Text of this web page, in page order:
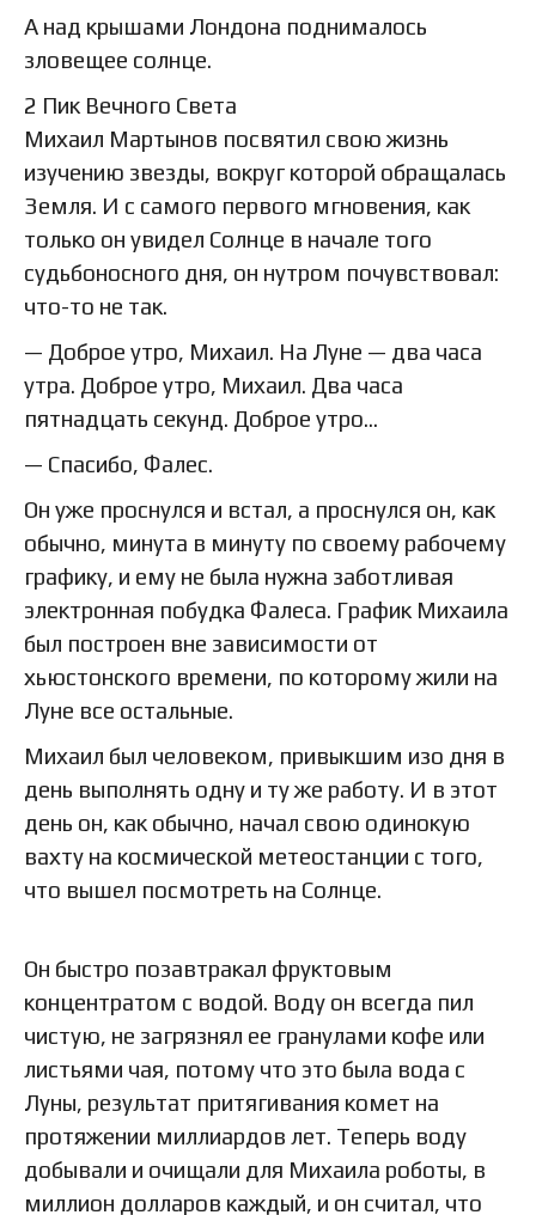
А над крышами Лондона поднималось
зловещее солнце.
2 Пик Вечного Света
Михаил Мартынов посвятил свою жизнь
изучению звезды, вокруг которой обращалась
Земля. И с самого первого мгновения, как
только он увидел Солнце в начале того
судьбоносного дня, он нутром почувствовал:
что-то не так.
— Доброе утро, Михаил. На Луне — два часа
утра. Доброе утро, Михаил. Два часа
пятнадцать секунд. Доброе утро…
— Спасибо, Фалес.
Он уже проснулся и встал, а проснулся он, как
обычно, минута в минуту по своему рабочему
графику, и ему не была нужна заботливая
электронная побудка Фалеса. График Михаила
был построен вне зависимости от
хьюстонского времени, по которому жили на
Луне все остальные.
Михаил был человеком, привыкшим изо дня в
день выполнять одну и ту же работу. И в этот
день он, как обычно, начал свою одинокую
вахту на космической метеостанции с того,
что вышел посмотреть на Солнце.
Он быстро позавтракал фруктовым
концентратом с водой. Воду он всегда пил
чистую, не загрязнял ее гранулами кофе или
листьями чая, потому что это была вода с
Луны, результат притягивания комет на
протяжении миллиардов лет. Теперь воду
добывали и очищали для Михаила роботы, в
миллион долларов каждый, и он считал, что